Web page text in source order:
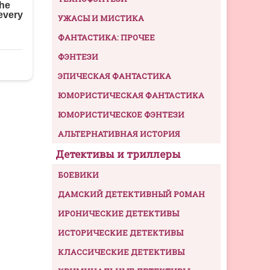
УЖАСЫ И МИСТИКА
ФАНТАСТИКА: ПРОЧЕЕ
ФЭНТЕЗИ
ЭПИЧЕСКАЯ ФАНТАСТИКА
ЮМОРИСТИЧЕСКАЯ ФАНТАСТИКА
ЮМОРИСТИЧЕСКОЕ ФЭНТЕЗИ
АЛЬТЕРНАТИВНАЯ ИСТОРИЯ
Детективы и триллеры
БОЕВИКИ
ДАМСКИЙ ДЕТЕКТИВНЫЙ РОМАН
ИРОНИЧЕСКИЕ ДЕТЕКТИВЫ
ИСТОРИЧЕСКИЕ ДЕТЕКТИВЫ
КЛАССИЧЕСКИЕ ДЕТЕКТИВЫ